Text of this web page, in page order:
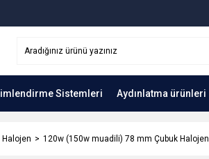
Sistemleri Aydınlatma ürünleri
Halojen 120w (150w muadili) 78 mm Çubuk Halojen